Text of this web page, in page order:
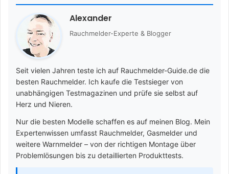
Alexander
Rauchmelder-Experte & Blogger
Seit vielen Jahren teste ich auf Rauchmelder-Guide.de die
besten Rauchmelder. Ich kaufe die Testsieger von
unabhängigen Testmagazinen und prüfe sie selbst auf
Herz und Nieren.
Nur die besten Modelle schaffen es auf meinen Blog. Mein
Expertenwissen umfasst Rauchmelder, Gasmelder und
weitere Warnmelder – von der richtigen Montage über
Problemlösungen bis zu detaillierten Produkttests.